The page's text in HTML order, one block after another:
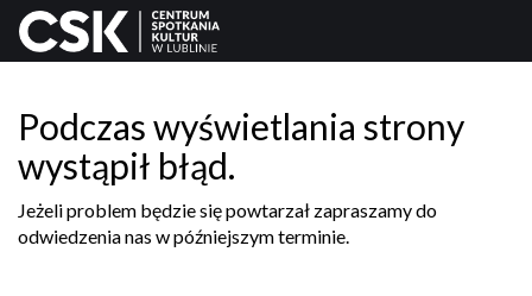
Podczas wyświetlania strony
wystąpił błąd.
Jeżeli problem będzie się powtarzał zapraszamy do
odwiedzenia nas w późniejszym terminie.